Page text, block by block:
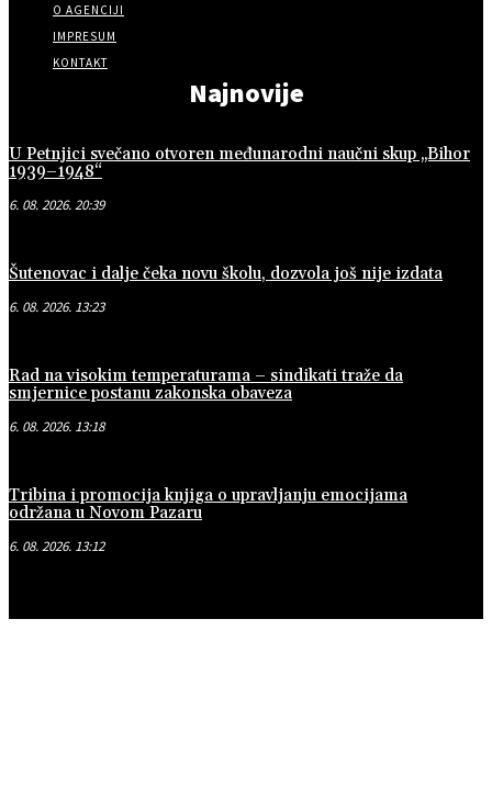
O AGENCIJI
IMPRESUM
KONTAKT
Najnovije
U Petnjici svečano otvoren međunarodni naučni skup „Bihor
1939–1948“
6. 08. 2026. 20:39
Šutenovac i dalje čeka novu školu, dozvola još nije izdata
6. 08. 2026. 13:23
Rad na visokim temperaturama – sindikati traže da
smjernice postanu zakonska obaveza
6. 08. 2026. 13:18
Tribina i promocija knjiga o upravljanju emocijama
održana u Novom Pazaru
6. 08. 2026. 13:12